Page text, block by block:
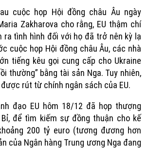
cuộc họp Hội đồng châu Âu ngày
Zakharova cho rằng, EU thậm chí
ra tình hình đối với họ đã trở nên kỳ lạ
cuộc họp Hội đồng châu Âu, các nhà
tiếng kêu gọi cung cấp cho Ukraine
thường” bằng tài sản Nga. Tuy nhiên,
rút từ chính ngân sách của EU.
đạo EU hôm 18/12 đã họp thượng
để tìm kiếm sự đồng thuận cho kế
200 tỷ euro (tương đương hơn
của Ngân hàng Trung ương Nga đang